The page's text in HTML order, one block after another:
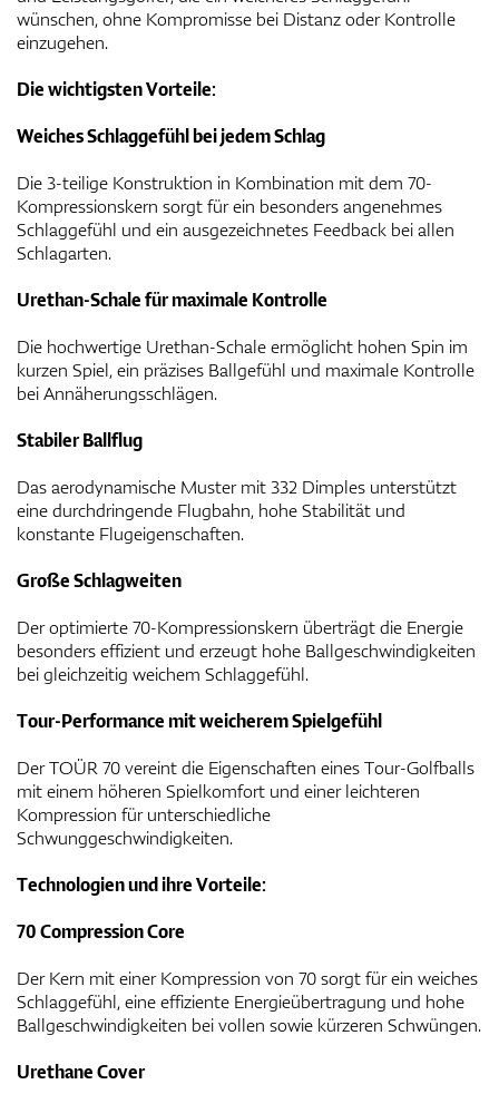
wünschen, ohne Kompromisse bei Distanz oder Kontrolle
einzugehen.
Die wichtigsten Vorteile:
Weiches Schlaggefühl bei jedem Schlag
Die 3-teilige Konstruktion in Kombination mit dem 70-
Kompressionskern sorgt für ein besonders angenehmes
Schlaggefühl und ein ausgezeichnetes Feedback bei allen
Schlagarten.
Urethan-Schale für maximale Kontrolle
Die hochwertige Urethan-Schale ermöglicht hohen Spin im
kurzen Spiel, ein präzises Ballgefühl und maximale Kontrolle
bei Annäherungsschlägen.
Stabiler Ballflug
Das aerodynamische Muster mit 332 Dimples unterstützt
eine durchdringende Flugbahn, hohe Stabilität und
konstante Flugeigenschaften.
Große Schlagweiten
Der optimierte 70-Kompressionskern überträgt die Energie
besonders effizient und erzeugt hohe Ballgeschwindigkeiten
bei gleichzeitig weichem Schlaggefühl.
Tour-Performance mit weicherem Spielgefühl
Der TOÜR 70 vereint die Eigenschaften eines Tour-Golfballs
mit einem höheren Spielkomfort und einer leichteren
Kompression für unterschiedliche
Schwunggeschwindigkeiten.
Technologien und ihre Vorteile:
70 Compression Core
Der Kern mit einer Kompression von 70 sorgt für ein weiches
Schlaggefühl, eine effiziente Energieübertragung und hohe
Ballgeschwindigkeiten bei vollen sowie kürzeren Schwüngen.
Urethane Cover